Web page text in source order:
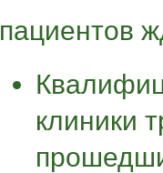
пациентов
клиники